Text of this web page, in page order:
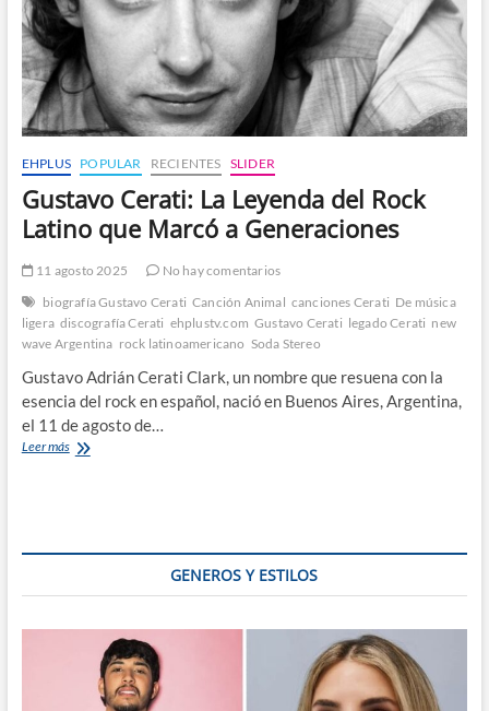
EHPLUS POPULAR RECIENTES SLIDER
Gustavo Cerati: La Leyenda del Rock
Latino que Marcó a Generaciones
11 agosto 2025
No hay comentarios
biografía Gustavo Cerati Canción Animal canciones Cerati De música
ligera discografía Cerati ehplustv.com Gustavo Cerati legado Cerati new
wave Argentina rock latinoamericano Soda Stereo
Gustavo Adrián Cerati Clark, un nombre que resuena con la
esencia del rock en español, nació en Buenos Aires, Argentina,
el 11 de agosto de…
Leer másGustavo
Generaciones
GENEROS Y ESTILOS